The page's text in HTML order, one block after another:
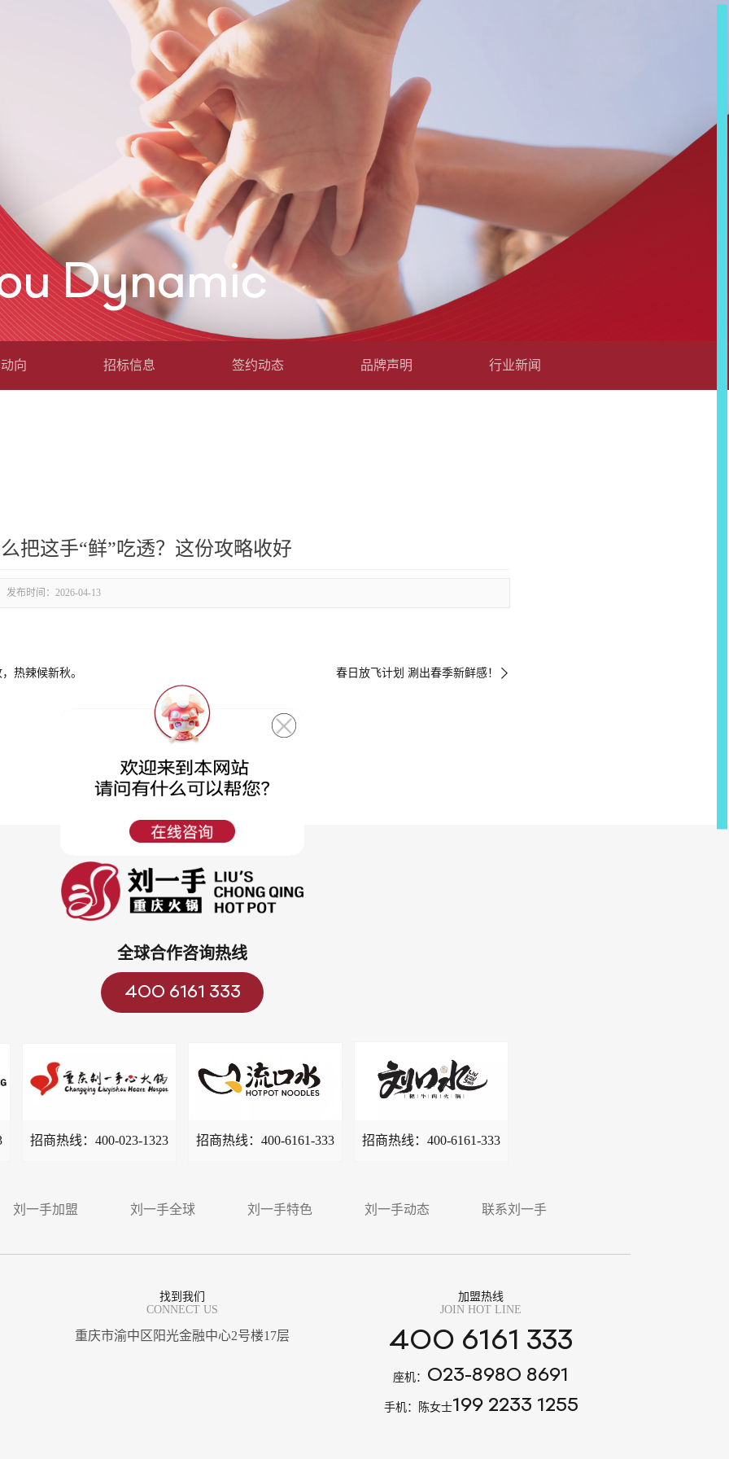
Dynamic
向 招标信息 签约动态 品牌声明 行业新闻
把这手“鲜”吃透？这份攻略收好
发布时间： 2026-04-13
热辣候新秋。 春日放飞计划 涮出春季新鲜感！ 
全球合作咨询热线
400 6161 333
招商热线： 400-023-1323 招商热线： 400-6161-333 招商热线： 400-6161-333
刘一手加盟 刘一手全球 刘一手特色 刘一手动态 联系刘一手
找到我们
CONNECT US
重庆市渝中区阳光金融中心2号楼17层
加盟热线
JOIN HOT LINE
400 6161 333
座机： 023-8980 8691
手机：陈女士199 2233 1255